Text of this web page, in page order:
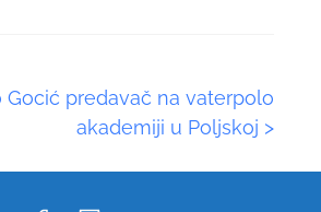
Gocić predavač na vaterpolo
akademiji u Poljskoj >